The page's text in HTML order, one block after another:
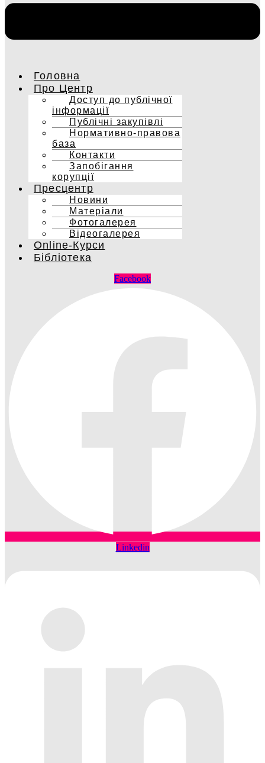
Головна
Про Центр
Доступ до публічної
інформації
Публічні закупівлі
Нормативно-правова
база
Контакти
Запобігання
корупції
Пресцентр
Новини
Матеріали
Фотогалерея
Відеогалерея
Online-Курси
Бібліотека
Facebook
Linkedin